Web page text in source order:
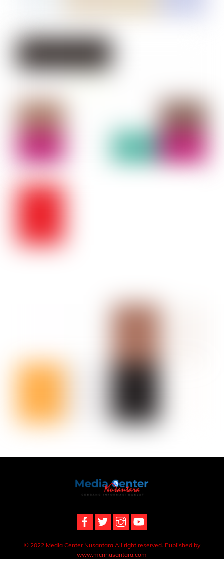
Back
To
© 2022 Media Center Nusantara All right reserved. Published by
www.mcnnusantara.com